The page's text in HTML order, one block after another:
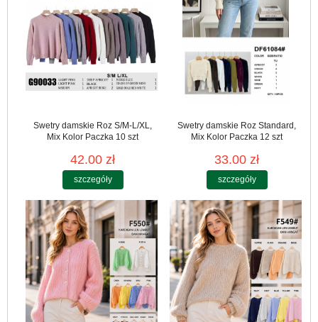
Swetry damskie Roz S/M-L/XL,
Mix Kolor Paczka 10 szt
42.00 zł
szczegóły
Swetry damskie Roz Standard,
Mix Kolor Paczka 12 szt
33.00 zł
szczegóły